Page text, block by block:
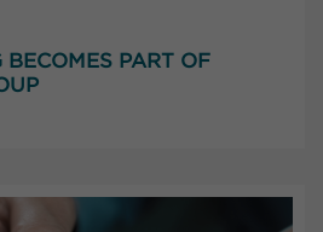
BECOMES PART OF